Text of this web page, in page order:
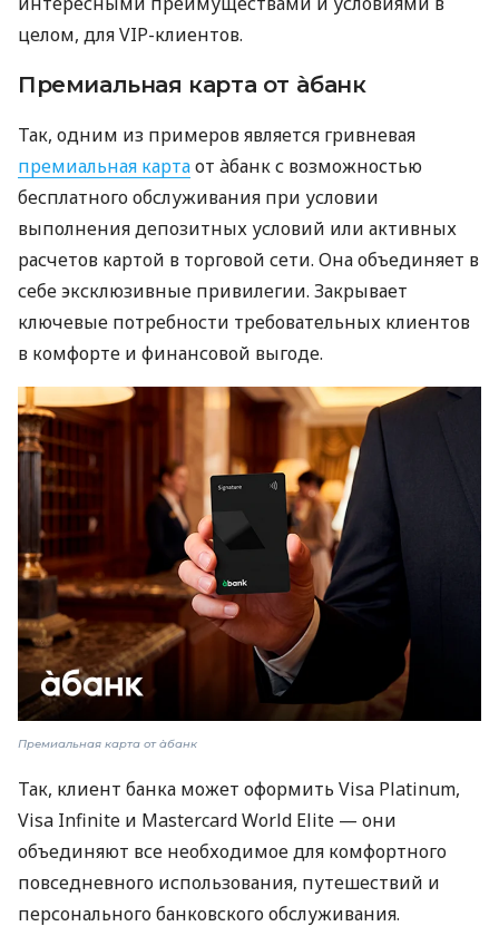
целом, для VIP-клиентов.
Премиальная карта от àбанк
Так, одним из примеров является гривневая
премиальная картаот àбанк с возможностью
бесплатного обслуживания при условии
выполнения депозитных условий или активных
расчетов картой в торговой сети. Она объединяет в
себе эксклюзивные привилегии. Закрывает
ключевые потребности требовательных клиентов
в комфорте и финансовой выгоде.
Премиальная карта от àбанк
Так, клиент банка может оформить Visa Platinum,
Visa Infinite и Mastercard World Elite — они
объединяют все необходимое для комфортного
повседневного использования, путешествий и
персонального банковского обслуживания.